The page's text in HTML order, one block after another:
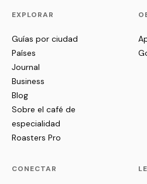
EXPLORAR
Guías por ciudad
Países
Journal
Business
Blog
Sobre el café de
especialidad
Roasters Pro
CONECTAR